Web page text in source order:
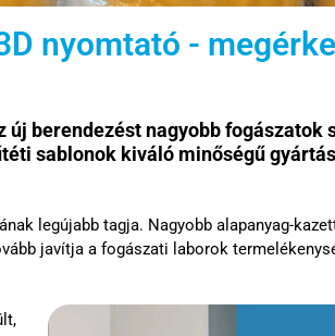
nyomtató -
berendezést nagyobb fogászatok
sablonok kiváló minőségű
legújabb tagja. Nagyobb alapanyag-
javítja a fogászati laborok